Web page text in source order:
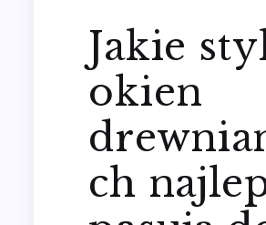
Jakie
okien
ch